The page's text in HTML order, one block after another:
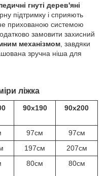
гнуті дерев'яні
підтримку і сприяють
прихованою системою
замовити захисний
механізмом , завдяки
зручна ніша для
ліжка
90x190 90x200
97см
97см
197см
207см
80см 80см